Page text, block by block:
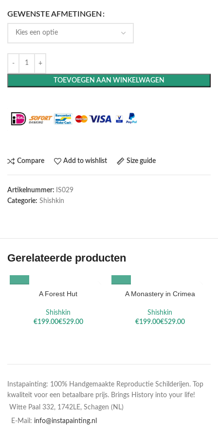
GEWENSTE AFMETINGEN
TOEVOEGEN AAN WINKELWAGEN
Compare Add to wishlist Size guide
Artikelnummer: IS029
Categorie: Shishkin
Gerelateerde producten
A Forest Hut
Shishkin
€
€
A Monastery in Crimea
Shishkin
€
€
Instapainting: 100% Handgemaakte Reproductie Schilderijen. Top
kwaliteit voor een betaalbare prijs. Brings History into your life!
Witte Paal 332, 1742LE, Schagen (NL)
E-Mail: info@instapainting.nl